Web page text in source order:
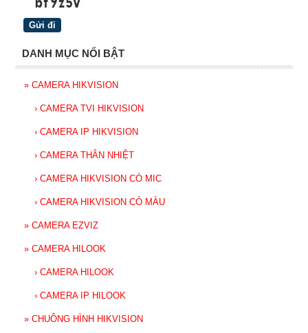
DANH MỤC NỔI BẬT
» CAMERA HIKVISION
› CAMERA TVI HIKVISION
› CAMERA IP HIKVISION
› CAMERA THÂN NHIỆT
› CAMERA HIKVISION CÓ MIC
› CAMERA HIKVISION CÓ MÀU
» CAMERA EZVIZ
» CAMERA HILOOK
› CAMERA HILOOK
› CAMERA IP HILOOK
» CHUÔNG HÌNH HIKVISION